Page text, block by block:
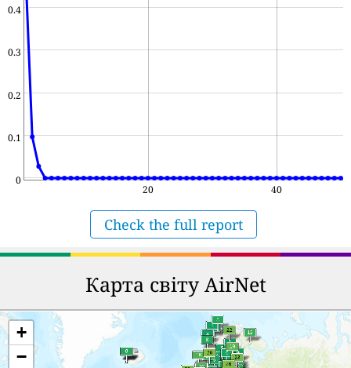
0
0.1
0.2
0.3
0.4
20 40
Check the full report
Карта світу AirNet
+
−